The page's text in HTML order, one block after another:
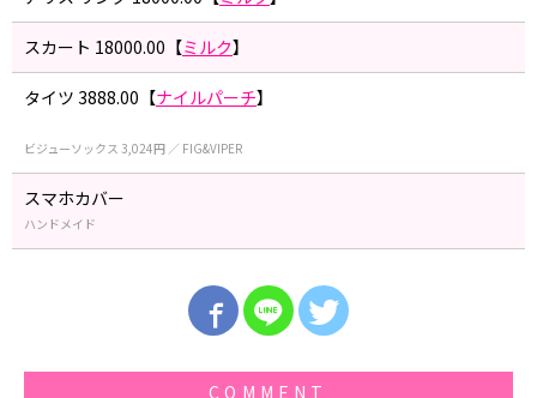
スカート 18000.00【ミルク】
タイツ 3888.00【ナイルパーチ】
ビジューソックス 3,024円 ／ FIG&VIPER
スマホカバー
ハンドメイド
COMMENT